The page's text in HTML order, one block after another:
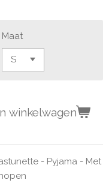
Maat
winkelwagen
- Pyjama - Met